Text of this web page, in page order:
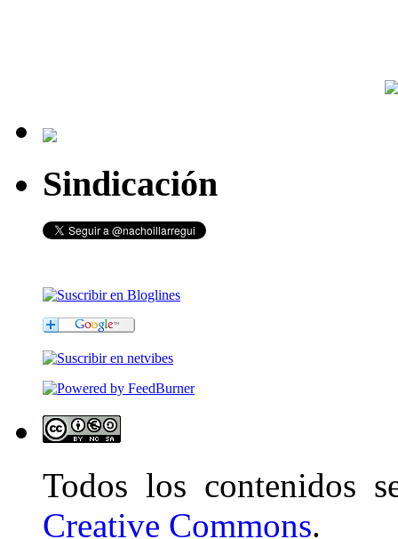
Sindicación
Todos los contenidos
Creative Commons.